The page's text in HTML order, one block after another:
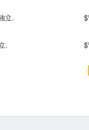
立.
.